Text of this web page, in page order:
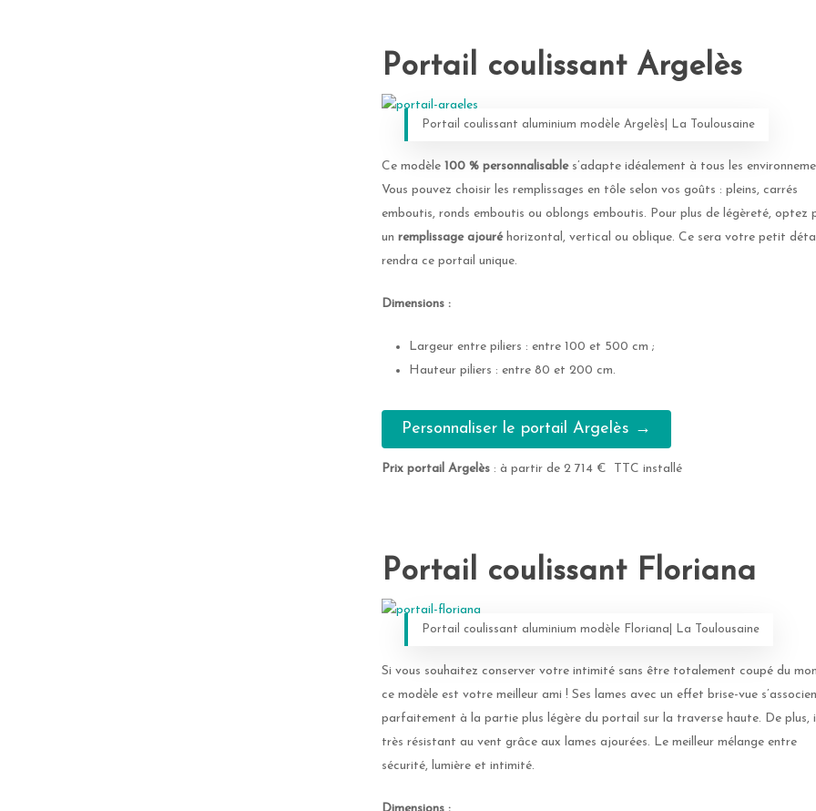
Portail coulissant Argelès
Portail coulissant aluminium modèle Argelès| La Toulousaine
Ce modèle 100 % personnalisables’adapte idéalement à tous les
Vous pouvez choisir les remplissages en tôle selon vos goûts : pleins, carrés
emboutis, ronds emboutis ou oblongs emboutis. Pour plus de légèreté, optez
un remplissage ajouréhorizontal, vertical ou oblique. Ce sera votre petit
rendra ce portail unique.
Dimensions :
Largeur entre piliers : entre 100 et 500 cm ;
Hauteur piliers : entre 80 et 200 cm.
Personnaliser le portail Argelès →
Prix portail Argelès: à partir de 2 714 € TTC installé
Portail coulissant Floriana
Portail coulissant aluminium modèle Floriana| La Toulousaine
Si vous souhaitez conserver votre intimité sans être totalement coupé du
ce modèle est votre meilleur ami ! Ses lames avec un effet brise-vue
parfaitement à la partie plus légère du portail sur la traverse haute. De plus,
très résistant au vent grâce aux lames ajourées. Le meilleur mélange entre
sécurité, lumière et intimité.
Dimensions :